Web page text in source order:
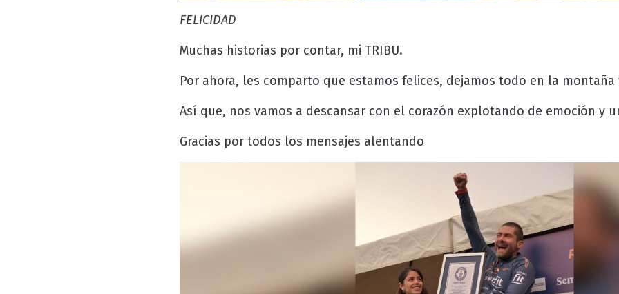
FELICIDAD
Muchas historias por contar, mi TRIBU.
Por ahora, les comparto que estamos felices, dejamos todo en la
Así que, nos vamos a descansar con el corazón explotando de emoción y
Gracias por todos los mensajes alentando